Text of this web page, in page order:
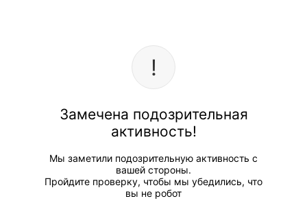
Замечена подозрительная
активность!
Мы заметили подозрительную активность с
вашей стороны.
Пройдите проверку, чтобы мы убедились, что
вы не робот